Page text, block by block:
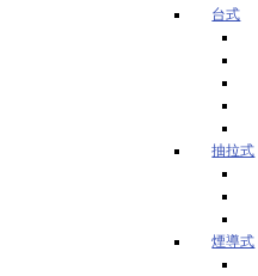
台式
抽拉式
煙導式